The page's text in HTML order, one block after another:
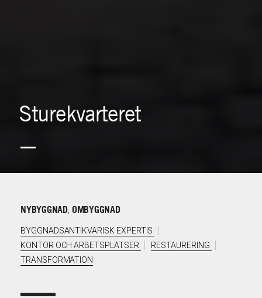
Sturekvarteret
NYBYGGNAD, OMBYGGNAD
BYGGNADSANTIKVARISK EXPERTIS
KONTOR OCH ARBETSPLATSER
RESTAURERING
TRANSFORMATION